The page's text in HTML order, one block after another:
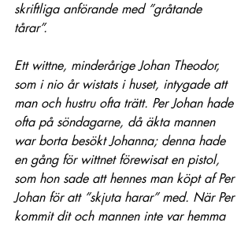
skriftliga anförande med ”gråtande
tårar”.
Ett wittne, minderårige Johan Theodor,
som i nio år wistats i huset, intygade att
man och hustru ofta trätt. Per Johan hade
ofta på söndagarne, då äkta mannen
war borta besökt Johanna; denna hade
en gång för wittnet förewisat en pistol,
som hon sade att hennes man köpt af Per
Johan för att ”skjuta harar” med. När Per
kommit dit och mannen inte var hemma